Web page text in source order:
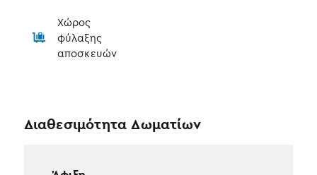
Χώρος
φύλαξης
αποσκευών
Διαθεσιμότητα Δωματίων